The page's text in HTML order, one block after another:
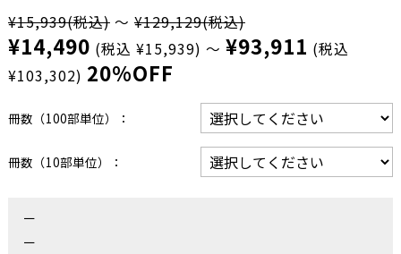
¥15,939(税込) ～ ¥129,129(税込)
¥14,490 (税込 ¥15,939) ～ ¥93,911 (税込
¥103,302) 20%OFF
冊数（100部単位）：
冊数（10部単位）：
－
－